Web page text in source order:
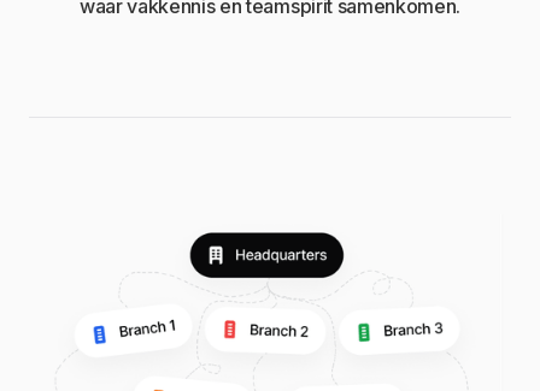
waar vakkennis en teamspirit samenkomen.